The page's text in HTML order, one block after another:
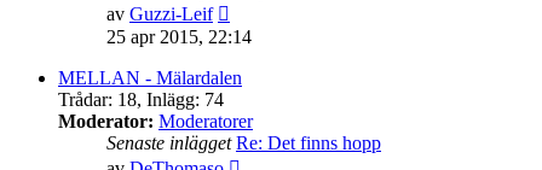
av Guzzi-Leif
till
senaste
25 apr 2015, 22:14
MELLAN - Mälardalen
Trådar: 18, Inlägg: 74
Moderator: Moderatorer
Senaste inlägget Re: Det finns hopp